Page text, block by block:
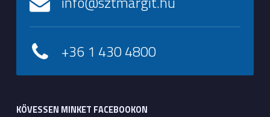
+36 1 430 4800
KÖVESSEN MINKET FACEBOOKON